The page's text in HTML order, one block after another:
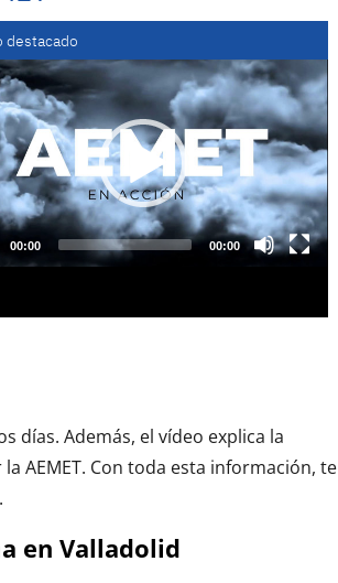
días. Además, el vídeo explica la
AEMET. Con toda esta información, te
en Valladolid